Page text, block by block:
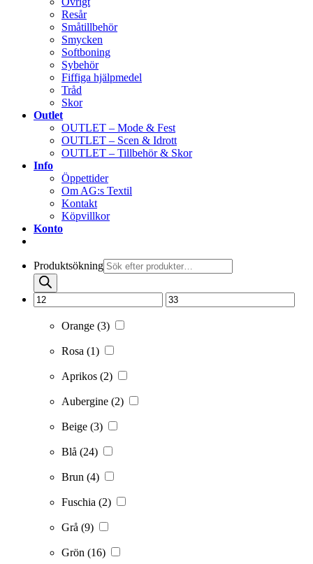
Resår
Småtillbehör
Smycken
Softboning
Sybehör
Fiffiga hjälpmedel
Tråd
Skor
Outlet
OUTLET – Mode & Fest
OUTLET – Scen & Idrott
OUTLET – Tillbehör & Skor
Info
Öppettider
Om AG:s Textil
Kontakt
Köpvillkor
Konto
Produktsökning
Orange (3)
Rosa (1)
Aprikos (2)
Aubergine (2)
Beige (3)
Blå (24)
Brun (4)
Fuschia (2)
Grå (9)
Grön (16)